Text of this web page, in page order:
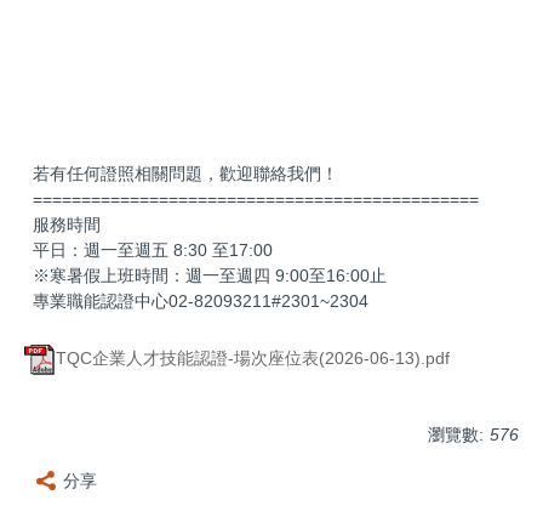
若有任何證照相關問題，歡迎聯絡我們！
==============================================
服務時間
平日：週一至週五 8:30 至17:00
※寒暑假上班時間：週一至週四 9:00至16:00止
專業職能認證中心02-82093211#2301~2304
TQC企業人才技能認證-場次座位表(2026-06-13).pdf
瀏覽數: 576
分享